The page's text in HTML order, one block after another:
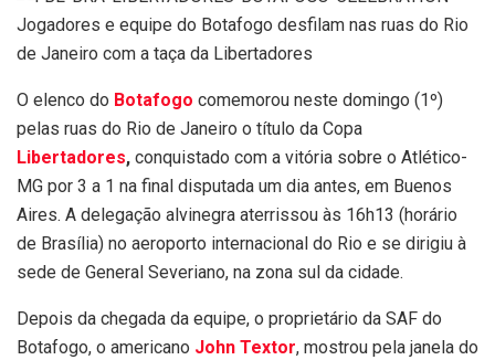
Jogadores e equipe do Botafogo desfilam nas ruas do Rio
de Janeiro com a taça da Libertadores
O elenco do Botafogo comemorou neste domingo (1º)
pelas ruas do Rio de Janeiro o título da Copa
Libertadores, conquistado com a vitória sobre o Atlético-
MG por 3 a 1 na final disputada um dia antes, em Buenos
Aires. A delegação alvinegra aterrissou às 16h13 (horário
de Brasília) no aeroporto internacional do Rio e se dirigiu à
sede de General Severiano, na zona sul da cidade.
Depois da chegada da equipe, o proprietário da SAF do
Botafogo, o americano John Textor, mostrou pela janela do